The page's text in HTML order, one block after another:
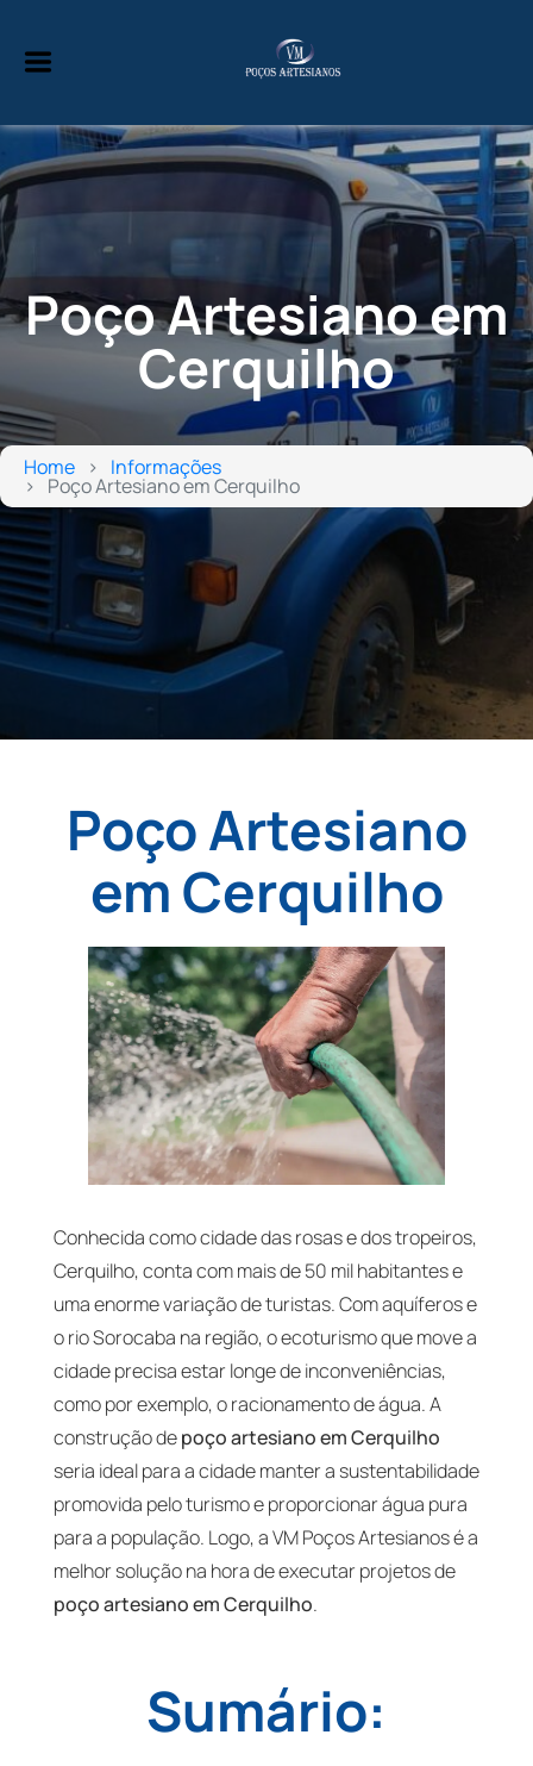
Poço Artesiano em
Cerquilho
Home Informações
Poço Artesiano em Cerquilho
Poço Artesiano
em Cerquilho
Conhecida como cidade das rosas e dos tropeiros,
Cerquilho, conta com mais de 50 mil habitantes e
uma enorme variação de turistas. Com aquíferos e
o rio Sorocaba na região, o ecoturismo que move a
cidade precisa estar longe de inconveniências,
como por exemplo, o racionamento de água. A
construção depoço artesiano em Cerquilho
seria ideal para a cidade manter a sustentabilidade
promovida pelo turismo e proporcionar água pura
para a população. Logo, a VM Poços Artesianos é a
melhor solução na hora de executar projetos de
poço artesiano em Cerquilho.
Sumário: